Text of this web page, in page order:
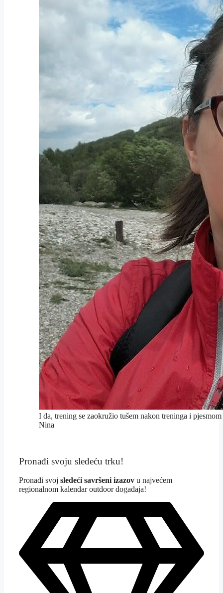
I da, trening se zaokružio tušem nakon treninga i
Nina
Pronađi svoju sledeću trku!
Pronađi svoj sledeći savršeni izazov u najvećem
regionalnom kalendar outdoor događaja!